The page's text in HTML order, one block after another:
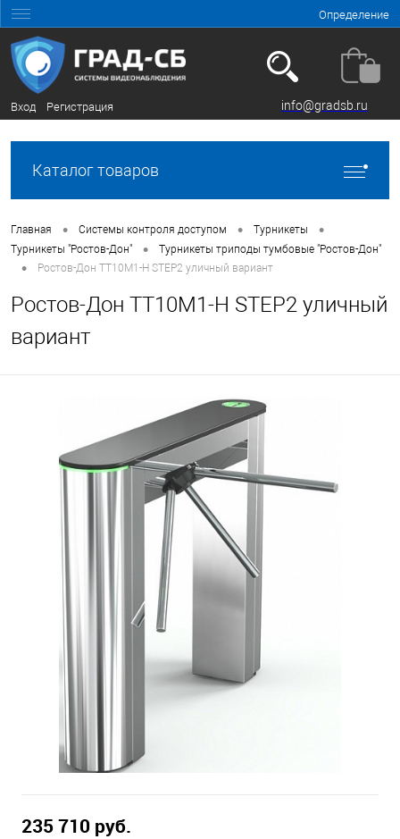
Определение
Вход Регистрация info@gradsb.ru
Каталог товаров
Главная • Системы контроля доступом • Турникеты •
Турникеты "Ростов-Дон" • Турникеты триподы тумбовые "Ростов-Дон"
• Ростов-Дон ТТ10М1-Н STEP2 уличный вариант
Ростов-Дон ТТ10М1-Н STEP2 уличный
вариант
235 710 руб.